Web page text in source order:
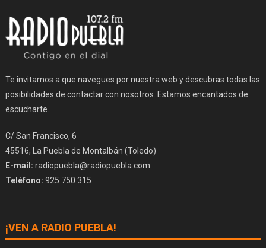
Te invitamos a que navegues por nuestra web y descubras todas las
posibilidades de contactar con nosotros. Estamos encantados de
escucharte.
C/ San Francisco, 6
45516, La Puebla de Montalbán (Toledo)
E-mail: radiopuebla@radiopuebla.com
Teléfono: 925 750 315
¡VEN A RADIO PUEBLA!